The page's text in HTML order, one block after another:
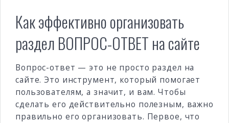
Как эффективно организовать
раздел ВОПРОС-ОТВЕТ на сайте
Вопрос-ответ — это не просто раздел на
сайте. Это инструмент, который помогает
пользователям, а значит, и вам. Чтобы
сделать его действительно полезным, важно
правильно его организовать. Первое, что